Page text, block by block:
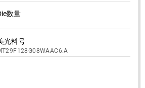
数量
光料号